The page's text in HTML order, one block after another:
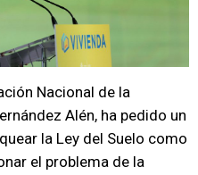
Nacional de la
Alén, ha pedido un
la Ley del Suelo como
el problema de la